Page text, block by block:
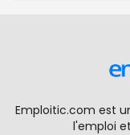
Emploitic.com est
l'emploi